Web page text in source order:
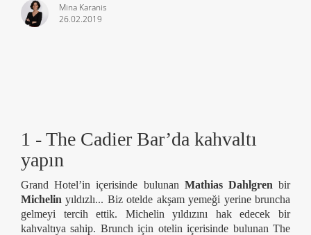
Mina Karanis
26.02.2019
1 - The Cadier Bar’da kahvaltı
yapın
Grand Hotel’in içerisinde bulunan Mathias Dahlgrenbir
Michelin yıldızlı... Biz otelde akşam yemeği yerine bruncha
gelmeyi tercih ettik. Michelin yıldızını hak edecek bir
kahvaltıya sahip. Brunch için otelin içerisinde bulunan The